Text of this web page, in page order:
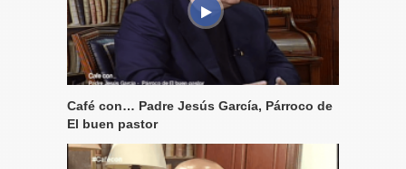
Café con… Padre Jesús García, Párroco de
El buen pastor